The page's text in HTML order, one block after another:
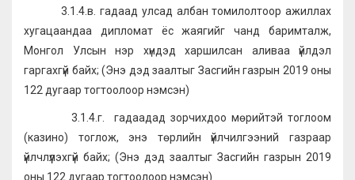
3.1.4.в. гадаад улсад албан томилолтоор ажиллах
хугацаандаа дипломат ёс жаягийг чанд баримталж,
Монгол Улсын нэр хүндэд харшилсан аливаа үйлдэл
гаргахгүй байх; (Энэ дэд заалтыг Засгийн газрын 2019 оны
122 дугаар тогтоолоор нэмсэн)
3.1.4.г. гадаадад зорчихдоо мөрийтэй тоглоом
(казино) тоглож, энэ төрлийн үйлчилгээний газраар
үйлчлүүлэхгүй байх; (Энэ дэд заалтыг Засгийн газрын 2019
оны 122 дугаар тогтоолоор нэмсэн)